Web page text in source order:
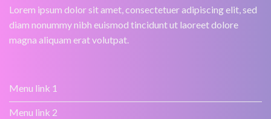
Lorem ipsum dolor sit amet, consectetuer adipiscing elit, sed
diam nonummy nibh euismod tincidunt ut laoreet dolore
magna aliquam erat volutpat.
Menu link 1
Menu link 2